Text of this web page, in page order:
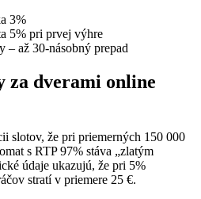
3%
5% pri prvej výhre
– až 30-násobný prepad
za dverami online
slotov, že pri priemerných 150 000
s RTP 97% stáva „zlatým
údaje ukazujú, že pri 5%
stratí v priemere 25 €.